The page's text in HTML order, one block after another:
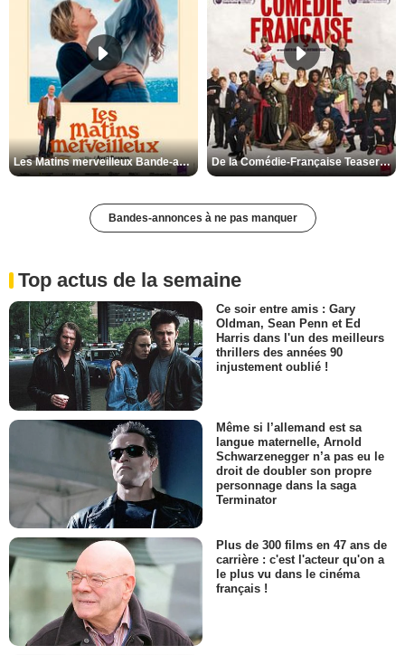
Les Matins merveilleux Bande-annonce VF De la Comédie-Française Teaser VF
Bandes-annonces à ne pas manquer
Top actus de la semaine
Ce soir entre amis : Gary
Oldman, Sean Penn et Ed
Harris dans l'un des meilleurs
thrillers des années 90
injustement oublié !
Même si l’allemand est sa
langue maternelle, Arnold
Schwarzenegger n’a pas eu le
droit de doubler son propre
personnage dans la saga
Terminator
Plus de 300 films en 47 ans de
carrière : c'est l'acteur qu'on a
le plus vu dans le cinéma
français !